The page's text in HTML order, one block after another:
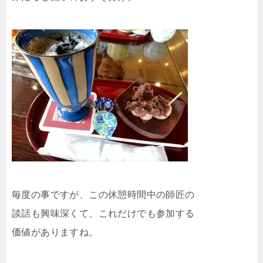
毎度の事ですが、この休憩時間中の師匠の
談話も興味深くて、これだけでも参加する
価値がありますね。